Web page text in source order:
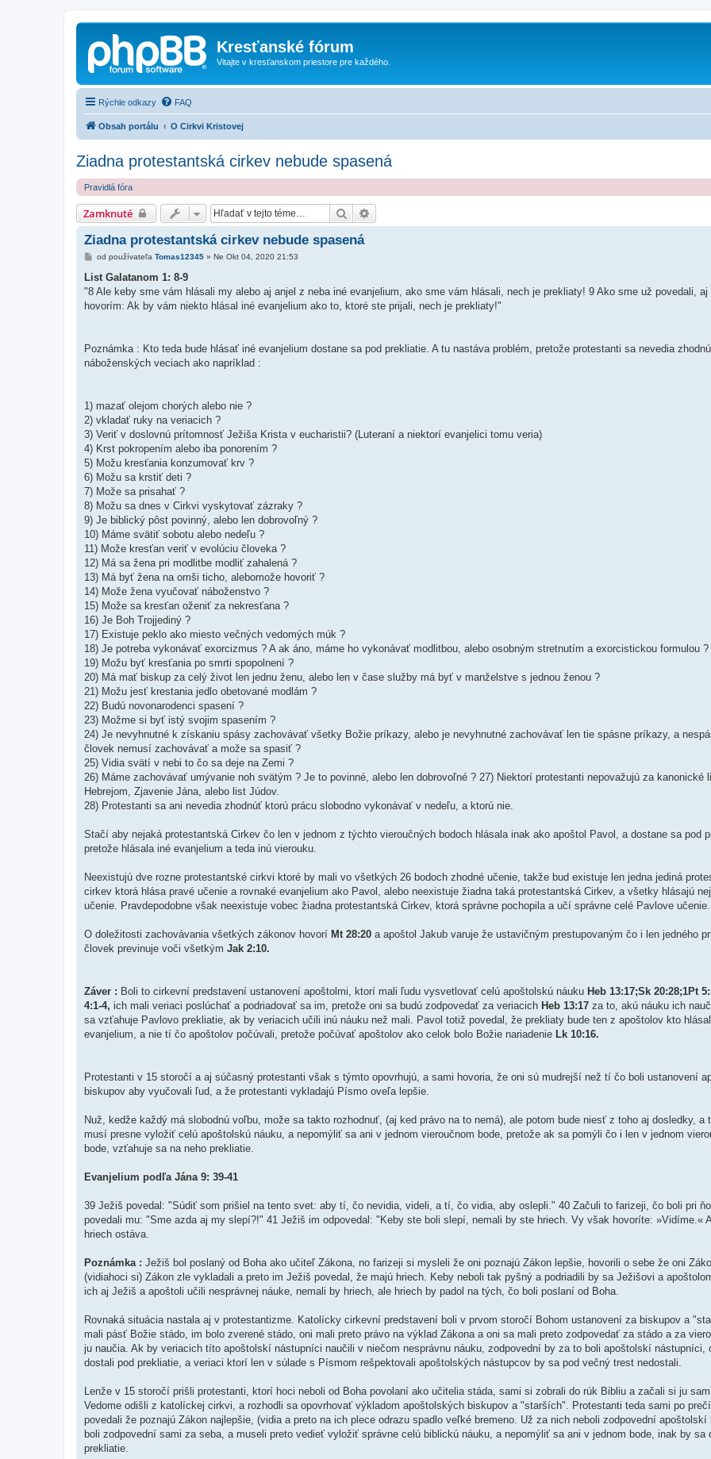
Kresťanské fórum
Vitajte v kresťanskom priestore pre každého.
Rýchle odkazy FAQ
Obsah portálu O Cirkvi Kristovej
Ziadna protestantská cirkev nebude spasená
Pravidlá fóra
Zamknuté Hľadať
Ziadna protestantská cirkev nebude spasená
P
í
p
e
od používateľa Tomas12345» Ne Okt 04, 2020 21:53
List Galatanom 1: 8-9
"8 Ale keby sme vám hlásali my alebo aj anjel z neba iné evanjelium, ako sme vám hlásali, nech je prekliaty! 9 Ako sme už povedali, aj
hovorím: Ak by vám niekto hlásal iné evanjelium ako to, ktoré ste prijali, nech je prekliaty!"
Poznámka : Kto teda bude hlásať iné evanjelium dostane sa pod prekliatie. A tu nastáva problém, pretože protestanti sa nevedia
náboženských veciach ako napríklad :
1) mazať olejom chorých alebo nie ?
2) vkladať ruky na veriacich ?
3) Veriť v doslovnú prítomnosť Ježiša Krista v eucharistii? (Luteraní a niektorí evanjelici tomu veria)
4) Krst pokropením alebo iba ponorením ?
5) Možu kresťania konzumovať krv ?
6) Možu sa krstiť deti ?
7) Može sa prisahať ?
8) Možu sa dnes v Cirkvi vyskytovať zázraky ?
9) Je biblický pôst povinný, alebo len dobrovoľný ?
10) Máme svätiť sobotu alebo nedeľu ?
11) Može kresťan veriť v evolúciu človeka ?
12) Má sa žena pri modlitbe modliť zahalená ?
13) Má byť žena na omši ticho, alebomože hovoriť ?
14) Može žena vyučovať náboženstvo ?
15) Može sa kresťan oženiť za nekresťana ?
16) Je Boh Trojjediný ?
17) Existuje peklo ako miesto večných vedomých múk ?
18) Je potreba vykonávať exorcizmus ? A ak áno, máme ho vykonávať modlitbou, alebo osobným stretnutím a exorcistickou formulou ?
19) Možu byť kresťania po smrti spopolnení ?
20) Má mať biskup za celý život len jednu ženu, alebo len v čase služby má byť v manželstve s jednou ženou ?
21) Možu jesť krestania jedlo obetované modlám ?
22) Budú novonarodenci spasení ?
23) Možme si byť istý svojim spasením ?
24) Je nevyhnutné k získaniu spásy zachovávať všetky Božie príkazy, alebo je nevyhnutné zachovávať len tie spásne príkazy, a
človek nemusí zachovávať a može sa spasiť ?
25) Vidia svätí v nebi to čo sa deje na Zemi ?
26) Máme zachovávať umývanie noh svätým ? Je to povinné, alebo len dobrovoľné ? 27) Niektorí protestanti nepovažujú za kanonické
Hebrejom, Zjavenie Jána, alebo list Júdov.
28) Protestanti sa ani nevedia zhodnúť ktorú prácu slobodno vykonávať v nedeľu, a ktorú nie.
Stačí aby nejaká protestantská Cirkev čo len v jednom z týchto vieroučných bodoch hlásala inak ako apoštol Pavol, a dostane sa pod
pretože hlásala iné evanjelium a teda inú vierouku.
Neexistujú dve rozne protestantské cirkvi ktoré by mali vo všetkých 26 bodoch zhodné učenie, takže bud existuje len jedna jediná
cirkev ktorá hlása pravé učenie a rovnaké evanjelium ako Pavol, alebo neexistuje žiadna taká protestantská Cirkev, a všetky hlásajú
učenie. Pravdepodobne však neexistuje vobec žiadna protestantská Cirkev, ktorá správne pochopila a učí správne celé Pavlove učenie.
O doležitosti zachovávania všetkých zákonov hovorí Mt 28:20 a apoštol Jakub varuje že ustavičným prestupovaným čo i len jedného
človek previnuje voči všetkým Jak 2:10.
Záver : Boli to cirkevní predstavení ustanovení apoštolmi, ktorí mali ľudu vysvetlovať celú apoštolskú náuku Heb 13:17;Sk 20:28;1Pt
4:1-4, ich mali veriaci poslúchať a podriadovať sa im, pretože oni sa budú zodpovedať za veriacich Heb 13:17 za to, akú náuku ich
sa vzťahuje Pavlovo prekliatie, ak by veriacich učili inú náuku než mali. Pavol totiž povedal, že prekliaty bude ten z apoštolov kto
evanjelium, a nie tí čo apoštolov počúvali, pretože počúvať apoštolov ako celok bolo Božie nariadenie Lk 10:16.
Protestanti v 15 storočí a aj súčasný protestanti však s týmto opovrhujú, a sami hovoria, že oni sú mudrejší než tí čo boli ustanovení
biskupov aby vyučovali ľud, a že protestanti vykladajú Písmo oveľa lepšie.
Nuž, kedže každý má slobodnú voľbu, može sa takto rozhodnuť, (aj ked právo na to nemá), ale potom bude niesť z toho aj dosledky, a
musí presne vyložiť celú apoštolskú náuku, a nepomýliť sa ani v jednom vieroučnom bode, pretože ak sa pomýli čo i len v jednom
bode, vzťahuje sa na neho prekliatie.
Evanjelium podľa Jána 9: 39-41
39 Ježiš povedal: "Súdiť som prišiel na tento svet: aby tí, čo nevidia, videli, a tí, čo vidia, aby oslepli." 40 Začuli to farizeji, čo boli pri
povedali mu: "Sme azda aj my slepí?!" 41 Ježiš im odpovedal: "Keby ste boli slepí, nemali by ste hriech. Vy však hovoríte: »Vidíme.«
hriech ostáva.
Poznámka : Ježiš bol poslaný od Boha ako učiteľ Zákona, no farizeji si mysleli že oni poznajú Zákon lepšie, hovorili o sebe že oni
(vidiahoci si) Zákon zle vykladali a preto im Ježiš povedal, že majú hriech. Keby neboli tak pyšný a podriadili by sa Ježišovi a
ich aj Ježiš a apoštoli učili nesprávnej náuke, nemali by hriech, ale hriech by padol na tých, čo boli poslaní od Boha.
Rovnaká situácia nastala aj v protestantizme. Katolícky cirkevní predstavení boli v prvom storočí Bohom ustanovení za biskupov a
mali pásť Božie stádo, im bolo zverené stádo, oni mali preto právo na výklad Zákona a oni sa mali preto zodpovedať za stádo a za
ju naučia. Ak by veriacich títo apoštolskí nástupníci naučili v niečom nesprávnu náuku, zodpovední by za to boli apoštolskí nástupníci,
dostali pod prekliatie, a veriaci ktorí len v súlade s Písmom rešpektovali apoštolských nástupcov by sa pod večný trest nedostali.
Lenže v 15 storočí prišli protestanti, ktorí hoci neboli od Boha povolaní ako učitelia stáda, sami si zobrali do rúk Bibliu a začali si ju
Vedome odišli z katolíckej cirkvi, a rozhodli sa opovrhovať výkladom apoštolských biskupov a "starších". Protestanti teda sami po
povedali že poznajú Zákon najlepšie, (vidia a preto na ich plece odrazu spadlo veľké bremeno. Už za nich neboli zodpovední apoštolskí
boli zodpovední sami za seba, a museli preto vedieť vyložiť správne celú biblickú náuku, a nepomýliť sa ani v jednom bode, inak by sa
prekliatie.